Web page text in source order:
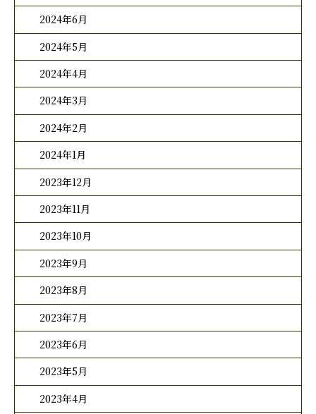
2024年6月
2024年5月
2024年4月
2024年3月
2024年2月
2024年1月
2023年12月
2023年11月
2023年10月
2023年9月
2023年8月
2023年7月
2023年6月
2023年5月
2023年4月